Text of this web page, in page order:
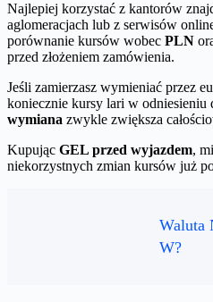
Najlepiej korzystać z kantorów
aglomeracjach lub z serwisów
porównanie kursów wobec PLN
przed złożeniem zamówienia.
Jeśli zamierzasz wymieniać przez
koniecznie kursy lari w odniesieniu
wymiana zwykle zwiększa
Kupując GEL przed wyjazdem,
niekorzystnych zmian kursów już
Waluta
W?